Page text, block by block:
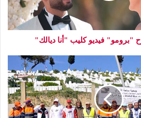
"برومو" فيديو كليب "أنا ديالك"